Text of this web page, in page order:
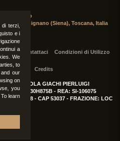
terzi,
e i
a
We
to
our
on
you
learn
Torciano
San Gimignano (Siena), Toscana, Italia
Contattaci Condizioni di Utilizzo
Fornitori Credits
AGRICOLA GIACHI PIERLUIGI
- REA: SI-106075
18 - CAP 53037 - FRAZIONE: LOC